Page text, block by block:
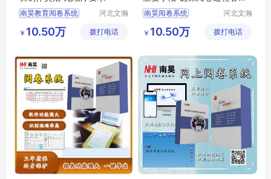
南昊教育阅卷系统
中学网上阅卷
自动阅卷系统
河北文瀚
技发展有
￥ 10.50万 拨打电话
性
南昊阅卷系统
计算机阅卷 评卷系统
河北文瀚
技发展有
￥ 10.50万 拨打电话